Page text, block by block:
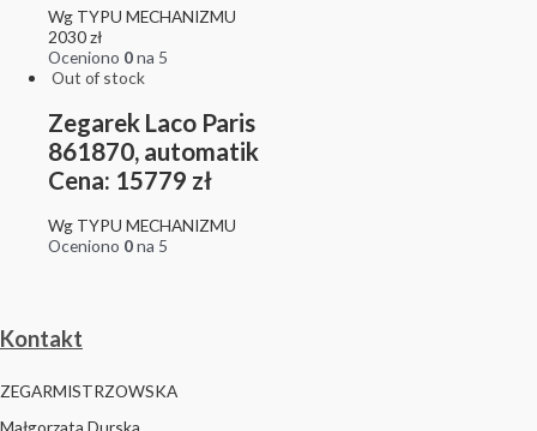
Wg TYPU MECHANIZMU
2030zł
Oceniono 0na 5
Out of stock
Zegarek Laco Paris
861870, automatik
Cena: 15779 zł
Wg TYPU MECHANIZMU
Oceniono 0na 5
Kontakt
ZEGARMISTRZOWSKA